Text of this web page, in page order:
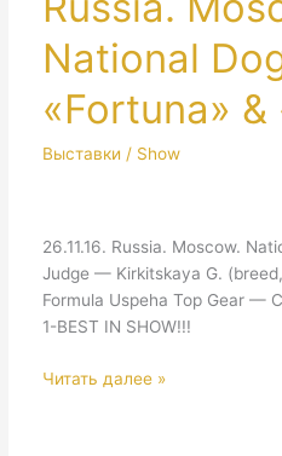
years!!!
National
«Fortuna» &
Выставки / Show
26.11.16. Russia. Moscow.
Judge — Kirkitskaya G.
Formula Uspeha Top Gear —
1-BEST IN SHOW!!!
Russia.
Читать далее »